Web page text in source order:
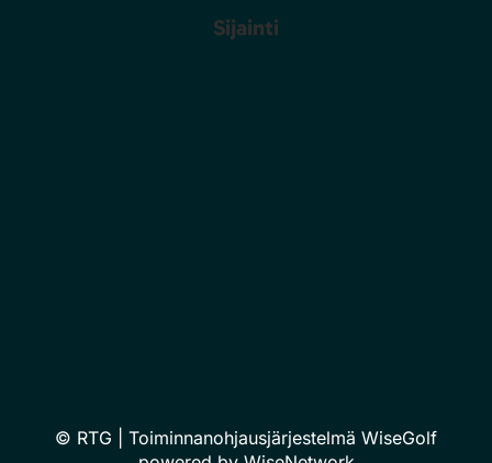
Sijainti
© RTG | Toiminnanohjausjärjestelmä WiseGolf